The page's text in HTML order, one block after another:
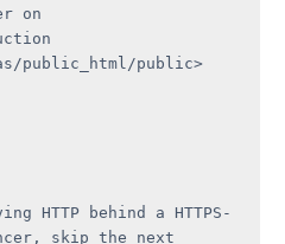
on
public_html/public>
HTTP behind a HTTPS-
skip the next